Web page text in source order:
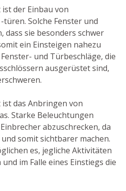
der Einbau von
Solche Fenster und
dass sie besonders schwer
ein Einsteigen nahezu
und Türbeschläge, die
ausgerüstet sind,
das Anbringen von
Starke Beleuchtungen
abzuschrecken, da
somit sichtbarer machen.
es, jegliche Aktivitäten
im Falle eines Einstiegs die